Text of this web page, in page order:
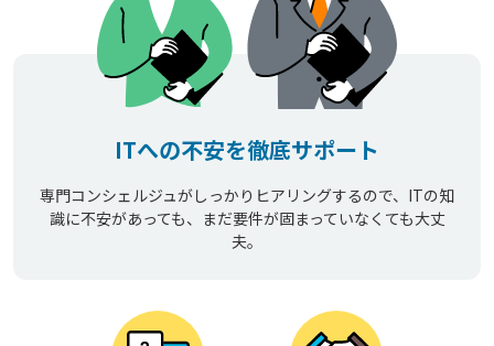
ITへの不安を徹底サポート
専門コンシェルジュがしっかりヒアリングするので、ITの知
識に不安があっても、まだ要件が固まっていなくても大丈
夫。